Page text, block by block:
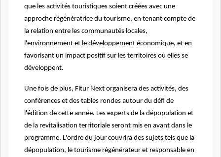
que les activités touristiques soient créées avec une
approche régénératrice du tourisme, en tenant compte de
la relation entre les communautés locales,
l'environnement et le développement économique, et en
favorisant un impact positif sur les territoires où elles se
développent.
Une fois de plus, Fitur Next organisera des activités, des
conférences et des tables rondes autour du défi de
l'édition de cette année. Les experts de la dépopulation et
de la revitalisation territoriale seront mis en avant dans le
programme. L'ordre du jour couvrira des sujets tels que la
dépopulation, le tourisme régénérateur et responsable en